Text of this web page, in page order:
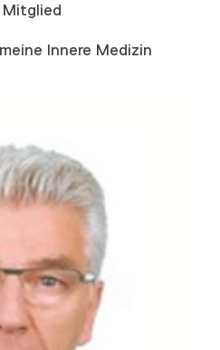
Mitglied
Innere Medizin